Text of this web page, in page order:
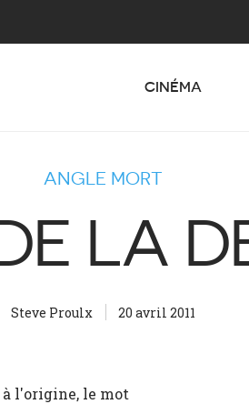
CINÉMA
ANGLE MORT
LA
Steve Proulx 20 avril 2011
l'origine, le mot